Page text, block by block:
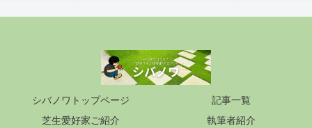
シバノワトップページ
記事一覧
芝生愛好家ご紹介
執筆者紹介